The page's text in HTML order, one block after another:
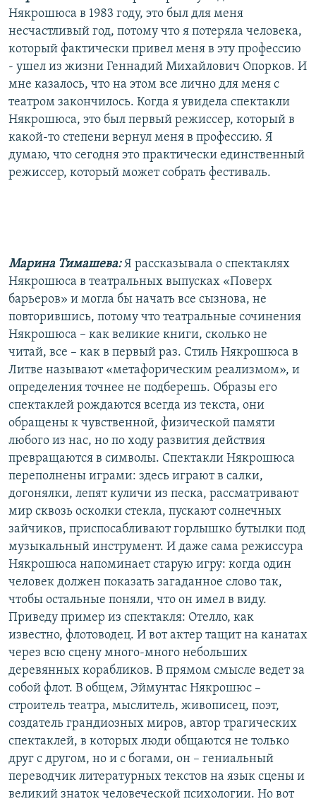
Някрошюса в 1983 году, это был для меня
несчастливый год, потому что я потеряла человека,
который фактически привел меня в эту профессию
- ушел из жизни Геннадий Михайлович Опорков. И
мне казалось, что на этом все лично для меня с
театром закончилось. Когда я увидела спектакли
Някрошюса, это был первый режиссер, который в
какой-то степени вернул меня в профессию. Я
думаю, что сегодня это практически единственный
режиссер, который может собрать фестиваль.
Марина Тимашева:Я рассказывала о спектаклях
Някрошюса в театральных выпусках «Поверх
барьеров» и могла бы начать все сызнова, не
повторившись, потому что театральные сочинения
Някрошюса – как великие книги, сколько не
читай, все – как в первый раз. Стиль Някрошюса в
Литве называют «метафорическим реализмом», и
определения точнее не подберешь. Образы его
спектаклей рождаются всегда из текста, они
обращены к чувственной, физической памяти
любого из нас, но по ходу развития действия
превращаются в символы. Спектакли Някрошюса
переполнены играми: здесь играют в салки,
догонялки, лепят куличи из песка, рассматривают
мир сквозь осколки стекла, пускают солнечных
зайчиков, приспосабливают горлышко бутылки под
музыкальный инструмент. И даже сама режиссура
Някрошюса напоминает старую игру: когда один
человек должен показать загаданное слово так,
чтобы остальные поняли, что он имел в виду.
Приведу пример из спектакля: Отелло, как
известно, флотоводец. И вот актер тащит на канатах
через всю сцену много-много небольших
деревянных корабликов. В прямом смысле ведет за
собой флот. В общем, Эймунтас Някрошюс –
строитель театра, мыслитель, живописец, поэт,
создатель грандиозных миров, автор трагических
спектаклей, в которых люди общаются не только
друг с другом, но и с богами, он – гениальный
переводчик литературных текстов на язык сцены и
великий знаток человеческой психологии. Но вот